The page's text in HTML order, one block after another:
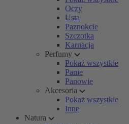
Oczy
Usta
Paznokcie
Szczotka
Karnacja
Perfumy
Pokaż wszystkie
Panie
Panowie
Akcesoria
Pokaż wszystkie
Inne
Natura